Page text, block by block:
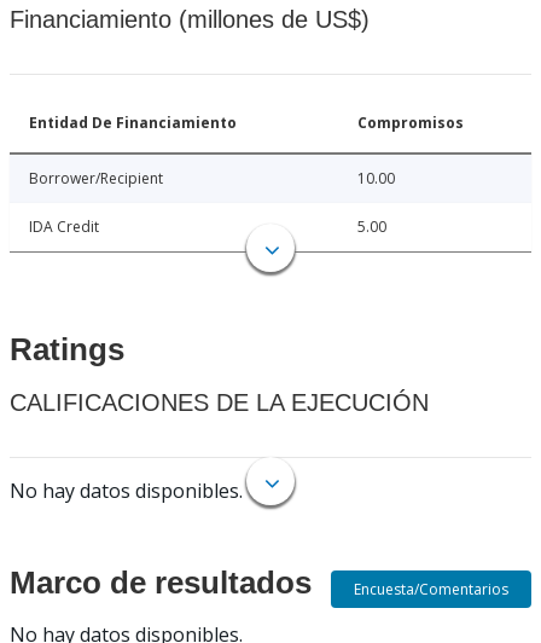
Financiamiento (millones de US$)
Entidad De Financiamiento Compromisos
Borrower/Recipient 10.00
IDA Credit 5.00
Ratings
CALIFICACIONES DE LA EJECUCIÓN
No hay datos disponibles.
Marco de resultados
No hay datos disponibles.
Encuesta/Comentarios